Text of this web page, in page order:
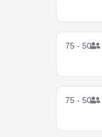
50 - 75
50 - 75